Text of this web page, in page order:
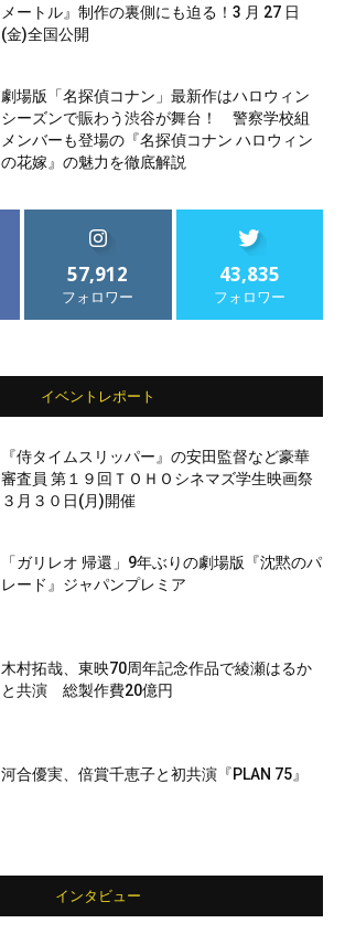
メートル』制作の裏側にも迫る！3 月 27 日
(金)全国公開
劇場版「名探偵コナン」最新作はハロウィン
シーズンで賑わう渋谷が舞台！ 警察学校組
メンバーも登場の『名探偵コナン ハロウィン
の花嫁』の魅力を徹底解説
57,912
フォロワー
43,835
フォロワー
イベントレポート
『侍タイムスリッパー』の安田監督など豪華
審査員 第１９回ＴＯＨＯシネマズ学生映画祭
３月３０日(月)開催
「ガリレオ 帰還」9年ぶりの劇場版『沈黙のパ
レード』ジャパンプレミア
木村拓哉、東映70周年記念作品で綾瀬はるか
と共演 総製作費20億円
河合優実、倍賞千恵子と初共演『PLAN 75』
インタビュー